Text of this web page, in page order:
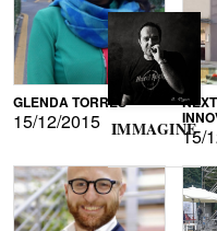
GLENDA TORRES
15/12/2015
15/
IMMAGINE